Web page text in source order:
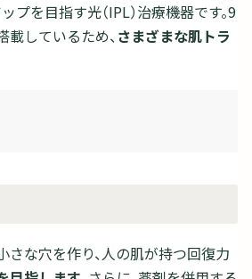
プを目指す光（IPL）治療機器です。9
しているため、さまざまな肌トラ
な穴を作り、人の肌が持つ回復力